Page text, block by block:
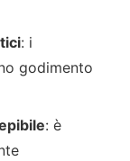
: i
godimento
: è